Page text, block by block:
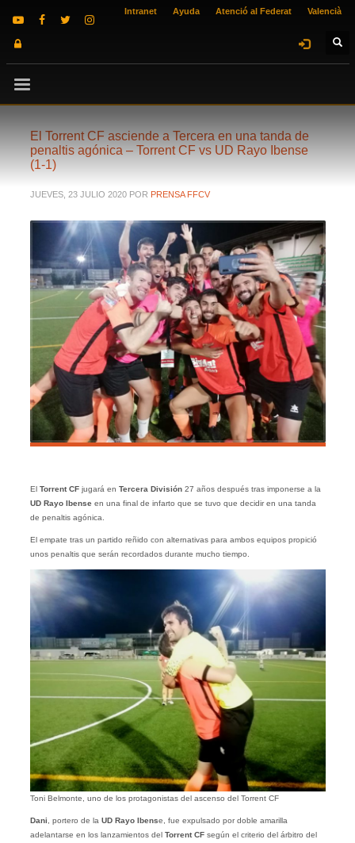
Intranet Ayuda Atenció al Federat Valencià
El Torrent CF asciende a Tercera en una tanda de
penaltis agónica – Torrent CF vs UD Rayo Ibense
(1-1)
JUEVES, 23 JULIO 2020 POR PRENSA FFCV
El Torrent CFjugará en Tercera División 27 años después tras imponerse a la
UD Rayo Ibense en una final de infarto que se tuvo que decidir en una tanda
de penaltis agónica.
El empate tras un partido reñido con alternativas para ambos equipos propició
unos penaltis que serán recordados durante mucho tiempo.
Toni Belmonte, uno de los protagonistas del ascenso del Torrent CF
Dani , portero de la UD Rayo Ibense, fue expulsado por doble amarilla
adelantarse en los lanzamientos del Torrent CFsegún el criterio del árbitro del